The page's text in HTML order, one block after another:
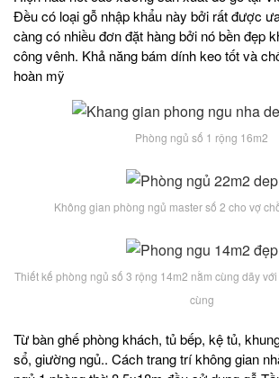
Đều có loại gỗ nhập khẩu này bởi rất được
càng có nhiều đơn đặt hàng bởi nó bền đẹp
công vênh. Khả năng bám dính keo tốt và
hoàn mỹ
Phòng ngủ số 1 rộng 16m2
Không gian phòng ngủ master số 2 cho vợ
Thiết kế phòng ngủ số 3 rộng 14m2 nằm cùng dãy
cùng
Từ bàn ghế phòng khách, tủ bếp, kệ tủ,
sổ, giường ngủ.. Cách trang trí không gian